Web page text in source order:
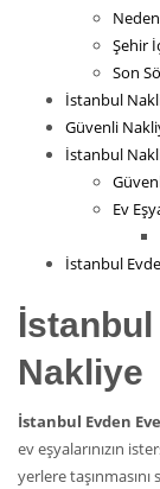
Şehir
Son
İstanbul
Güvenli
İstanbul
Ev
İstanbul
Nakliye
İstanbul Evden
ev eşyalarınızın
yerlere